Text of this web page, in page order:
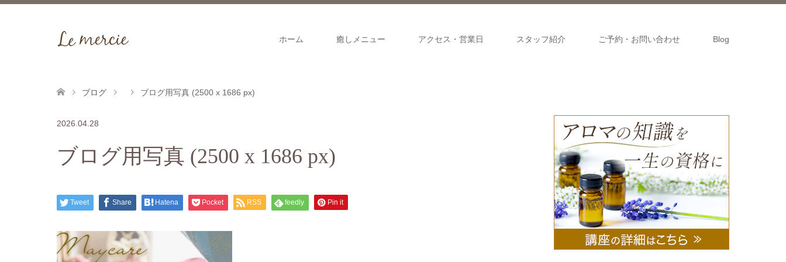
ホーム 癒しメニュー アクセス・営業日 スタッフ紹介 ご予約・お問い合わせ Blog
ブログ ブログ用写真 (2500 x 1686 px)
2026.04.28
ブログ用写真 (2500 x 1686 px)
Tweet Share Hatena Pocket RSS feedly Pin it